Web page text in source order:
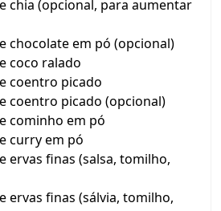
chia (opcional, para aumentar
chocolate em pó (opcional)
coco ralado
coentro picado
coentro picado (opcional)
cominho em pó
curry em pó
ervas finas (salsa, tomilho,
ervas finas (sálvia, tomilho,